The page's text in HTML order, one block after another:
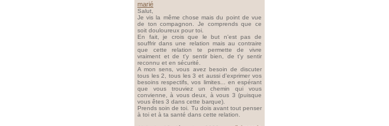
marié
Salut,
Je vis la même chose mais du point de vue
de ton compagnon. Je comprends que ce
soit douloureux pour toi.
En fait, je crois que le but n'est pas de
souffrir dans une relation mais au contraire
que cette relation te permette de vivre
vraiment et de t'y sentir bien, de t'y sentir
reconnu et en sécurité.
A mon sens, vous avez besoin de discuter
tous les 2, tous les 3 et aussi d'exprimer vos
besoins respectifs, vos limites... en espérant
que vous trouviez un chemin qui vous
convienne, à vous deux, à vous 3 (puisque
vous êtes 3 dans cette barque).
Prends soin de toi. Tu dois avant tout penser
à toi et à ta santé dans cette relation.